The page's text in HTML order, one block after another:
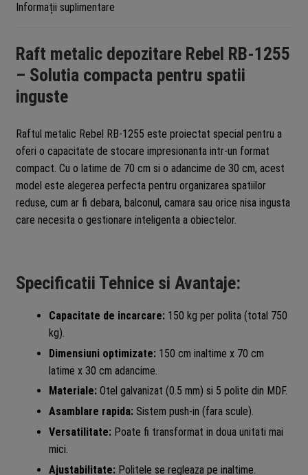
in,
Rebel
RB-
1255
Informații suplimentare
Raft metalic depozitare Rebel RB-1255
– Solutia compacta pentru spatii
inguste
Raftul metalic Rebel RB-1255 este proiectat special pentru a
oferi o capacitate de stocare impresionanta intr-un format
compact. Cu o latime de 70 cm si o adancime de 30 cm, acest
model este alegerea perfecta pentru organizarea spatiilor
reduse, cum ar fi debara, balconul, camara sau orice nisa ingusta
care necesita o gestionare inteligenta a obiectelor.
Specificatii Tehnice si Avantaje:
Capacitate de incarcare:150 kg per polita (total 750
kg).
Dimensiuni optimizate:150 cm inaltime x 70 cm
latime x 30 cm adancime.
Materiale:Otel galvanizat (0.5 mm) si 5 polite din MDF.
Asamblare rapida:Sistem push-in (fara scule).
Versatilitate:Poate fi transformat in doua unitati mai
mici.
Ajustabilitate:Politele se regleaza pe inaltime.